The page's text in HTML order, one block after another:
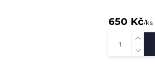
650 Kč/ks